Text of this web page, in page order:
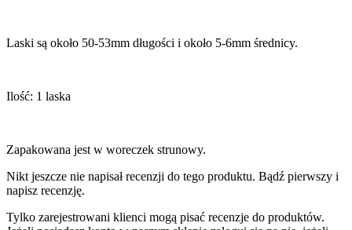
Laski są około 50-53mm długości i około 5-6mm średnicy.
Ilość: 1 laska
Zapakowana jest w woreczek strunowy.
Nikt jeszcze nie napisał recenzji do tego produktu. Bądź pierwszy i
napisz recenzję.
Tylko zarejestrowani klienci mogą pisać recenzje do produktów.